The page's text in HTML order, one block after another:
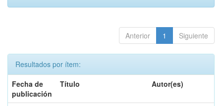
Anterior 1 Siguiente
Resultados por ítem:
Fecha de
publicación
Título Autor(es)